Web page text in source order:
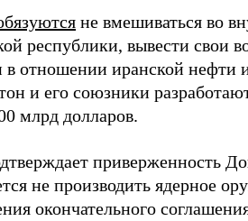
не вмешиваться во
республики, вывести свои
в отношении иранской нефти
и его союзники
млрд долларов.
приверженность
не производить ядерное
окончательного